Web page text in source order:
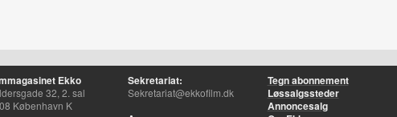
Ekko
32, 2. sal
København K
Sekretariat:
Sekretariat@ekkofilm.dk
Tegn abonnement
Løssalgssteder
Annoncesalg